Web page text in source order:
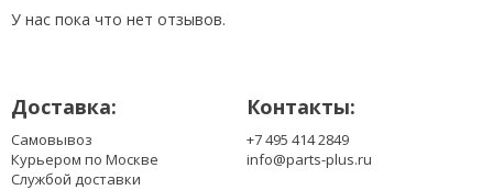
ADP-90SB/BBAGF
AP.A0305.003
AP.T1903.002
У нас пока что нет отзывов.
Доставка:
Самовывоз
Курьером по Москве
Службой доставки
Контакты:
+7 495 414 2849
info@parts-plus.ru